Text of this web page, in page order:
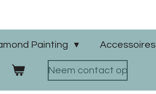
Painting Accessoires
Neem contact op